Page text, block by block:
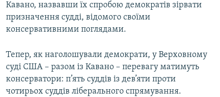
Кавано, назвавши їх спробою демократів зірвати
призначення судді, відомого своїми
консервативними поглядами.
Тепер, як наголошували демократи, у Верховному
суді США – разом із Кавано – перевагу матимуть
консерватори: п’ять суддів із дев’яти проти
чотирьох суддів ліберального спрямування.​